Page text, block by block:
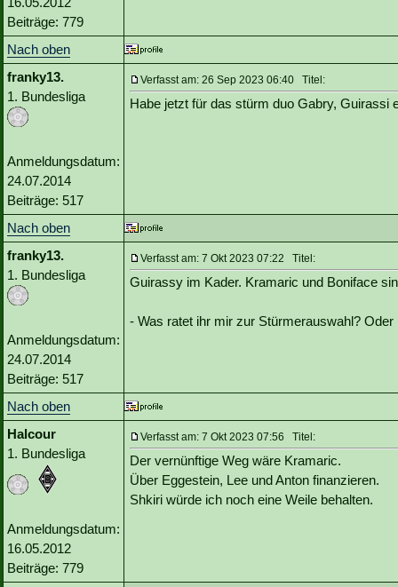
Beiträge: 779
Nach oben
franky13.
1. Bundesliga
Anmeldungsdatum:
24.07.2014
Beiträge: 517
Verfasst am: 26 Sep 2023 06:40 Titel:
Habe jetzt für das stürm duo Gabry, Guirassi
Nach oben
franky13.
1. Bundesliga
Anmeldungsdatum:
24.07.2014
Beiträge: 517
Verfasst am: 7 Okt 2023 07:22 Titel:
Guirassy im Kader. Kramaric und Boniface
- Was ratet ihr mir zur Stürmerauswahl?
Nach oben
Halcour
1. Bundesliga
Anmeldungsdatum:
16.05.2012
Beiträge: 779
Verfasst am: 7 Okt 2023 07:56 Titel:
Der vernünftige Weg wäre Kramaric.
Über Eggestein, Lee und Anton finanzieren.
Shkiri würde ich noch eine Weile behalten.